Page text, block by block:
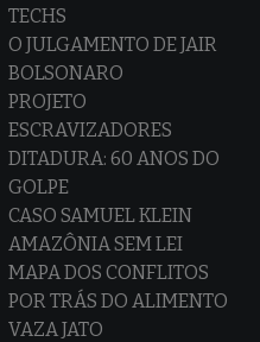
TECHS
O JULGAMENTO DE JAIR
BOLSONARO
PROJETO
ESCRAVIZADORES
DITADURA: 60 ANOS DO
GOLPE
CASO SAMUEL KLEIN
AMAZÔNIA SEM LEI
MAPA DOS CONFLITOS
POR TRÁS DO ALIMENTO
VAZA JATO